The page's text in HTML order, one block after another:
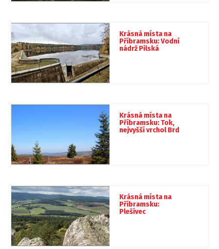
Krásná místa na
Příbramsku: Vodní
nádrž Pilská
Krásná místa na
Příbramsku: Tok,
nejvyšší vrchol Brd
Krásná místa na
Příbramsku:
Plešivec